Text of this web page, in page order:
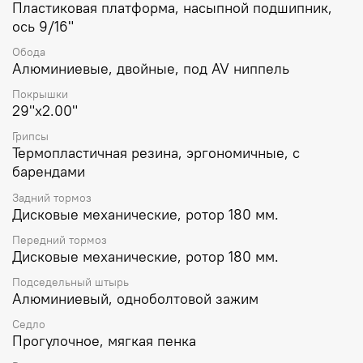
Пластиковая платформа, насыпной подшипник,
ось 9/16"
Обода
Алюминиевые, двойные, под AV ниппель
Покрышки
29"х2.00"
Грипсы
Термопластичная резина, эргономичные, с
барендами
Задний тормоз
Дисковые механические, ротор 180 мм.
Передний тормоз
Дисковые механические, ротор 180 мм.
Подседельный штырь
Алюминиевый, одноболтовой зажим
Седло
Прогулочное, мягкая пенка